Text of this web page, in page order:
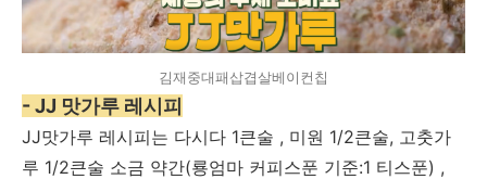
김재중대패삽겹살베이컨칩
- JJ 맛가루 레시피
JJ맛가루 레시피는 다시다 1큰술 , 미원 1/2큰술, 고춧가
루 1/2큰술 소금 약간(룡엄마 커피스푼 기준:1 티스푼) ,